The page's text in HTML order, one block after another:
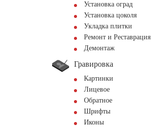
Установка оград
Установка цоколя
Укладка плитки
Ремонт и Реставрация
Демонтаж
Гравировка
Картинки
Лицевое
Обратное
Шрифты
Иконы